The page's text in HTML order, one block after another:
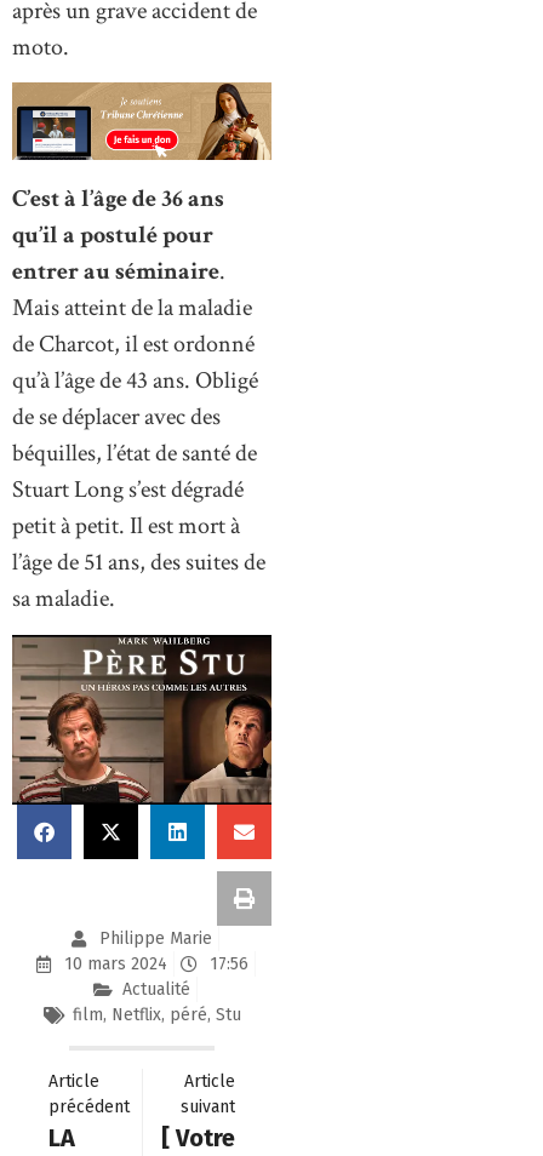
après un grave accident de
moto.
C’est à l’âge de 36 ans
qu’il a postulé pour
entrer au séminaire.
Mais atteint de la maladie
de Charcot, il est ordonné
qu’à l’âge de 43 ans. Obligé
de se déplacer avec des
béquilles, l’état de santé de
Stuart Long s’est dégradé
petit à petit. Il est mort à
l’âge de 51 ans, des suites de
sa maladie.
Philippe Marie
10 mars 2024
17:56
Actualité
film, Netflix, péré, Stu
Article
précédent
LA
Article
suivant
[ Votre